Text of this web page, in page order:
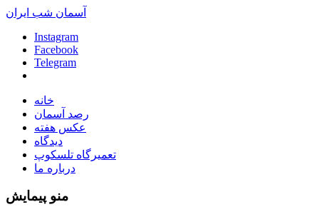
آسمان شب ایران
Instagram
Facebook
Telegram
خانه
رصد آسمان
عکس هفته
دیدگاه
تعمیرگاه تلسکوپ
درباره ما
منو پیمایش